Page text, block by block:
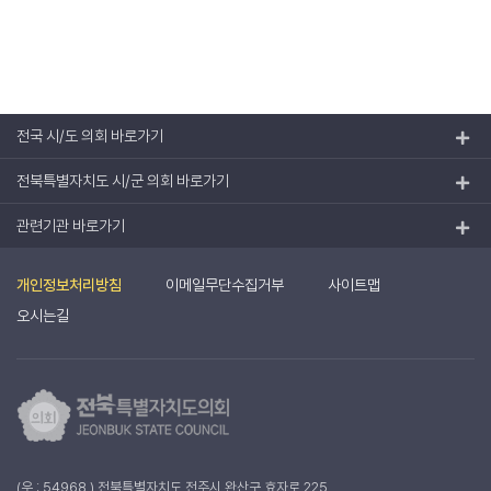
전국 시/도 의회 바로가기
전북특별자치도 시/군 의회 바로가기
관련기관 바로가기
개인정보처리방침 이메일무단수집거부
사이트맵
오시는길
(우 : 54968 ) 전북특별자치도 전주시 완산구 효자로 225